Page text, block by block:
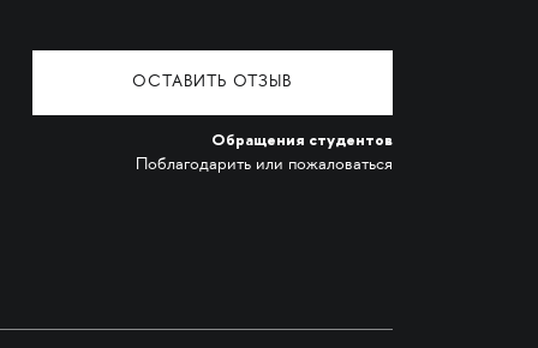
ОСТАВИТЬ ОТЗЫВ
Обращения студентов
Поблагодарить или пожаловаться